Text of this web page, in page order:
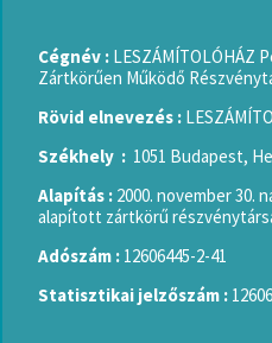
Cégnév : LESZÁMÍTOLÓHÁZ
Zártkörűen Működő
Rövid elnevezés :
Székhely : 1051 Budapest,
Alapítás : 2000. november 30.
alapított zártkörű
Adószám : 12606445-2-41
Statisztikai jelzőszám :